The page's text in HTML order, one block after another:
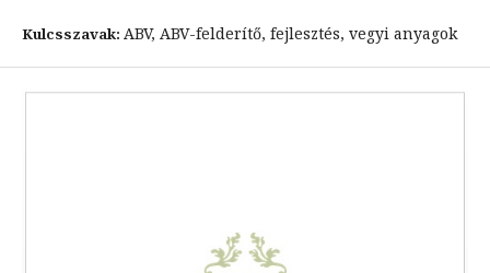
Kulcsszavak: ABV, ABV-felderítő, fejlesztés, vegyi anyagok